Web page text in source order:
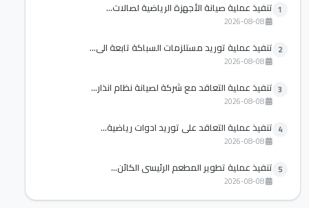
1 تنفيذ عملية صيانة الأجهزة الرياضية لصالات...
2 تنفيذ عملية توريد مستلزمات السباكة تابعة الي...
3 تنفيذ عملية التعاقد مع شركة لصيانة نظام انذار...
4 تنفيذ عملية التعاقد علي توريد ادوات رياضية...
5 تنفيذ عملية تطوير المطعم الرئيسي الكائن...